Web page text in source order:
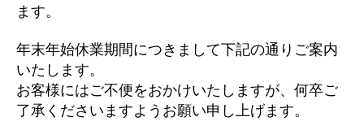
ます。
年末年始休業期間につきまして下記の通りご案内
いたします。
お客様にはご不便をおかけいたしますが、何卒ご
了承くださいますようお願い申し上げます。